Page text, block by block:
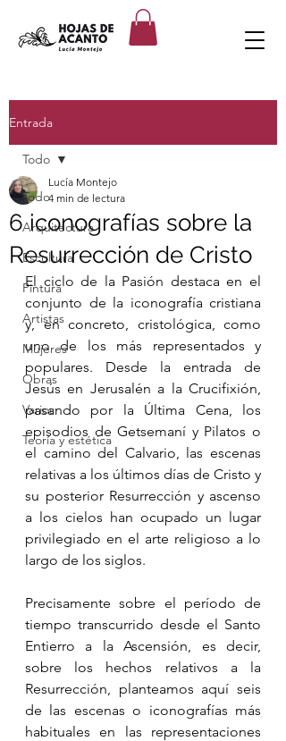
Entrada
Todo
Arquitectura
Escultura
Pintura
Artistas
Mujeres
Obras
Varios
Teoría y estética
Todo
6 iconografías sobre la
Resurrección de Cristo
Lucía Montejo
4 min de lectura
El ciclo de la Pasión destaca en el
conjunto de la iconografía cristiana
y, en concreto, cristológica, como
uno de los más representados y
populares. Desde la entrada de
Jesús en Jerusalén a la Crucifixión,
pasando por la Última Cena, los
episodios de Getsemaní y Pilatos o
el camino del Calvario, las escenas
relativas a los últimos días de Cristo y
su posterior Resurrección y ascenso
a los cielos han ocupado un lugar
privilegiado en el arte religioso a lo
largo de los siglos.
Precisamente sobre el período de
tiempo transcurrido desde el Santo
Entierro a la Ascensión, es decir,
sobre los hechos relativos a la
Resurrección, planteamos aquí seis
de las escenas o iconografías más
habituales en las representaciones